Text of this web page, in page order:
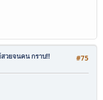
#75
วยจนคน กราบ!!